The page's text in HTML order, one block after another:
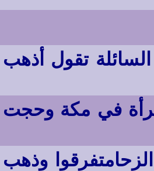
تقول أذهب
في مكة وحجت
وذهب